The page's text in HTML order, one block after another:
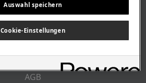
RECHTLICHES
AGB
Auswahl speichern
Cookie-Einstellungen